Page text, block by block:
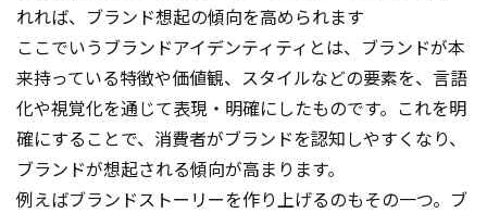
れれば、ブランド想起の傾向を高められます
ここでいうブランドアイデンティティとは、ブランドが本
来持っている特徴や価値観、スタイルなどの要素を、言語
化や視覚化を通じて表現・明確にしたものです。これを明
確にすることで、消費者がブランドを認知しやすくなり、
ブランドが想起される傾向が高まります。
例えばブランドストーリーを作り上げるのもその一つ。ブ